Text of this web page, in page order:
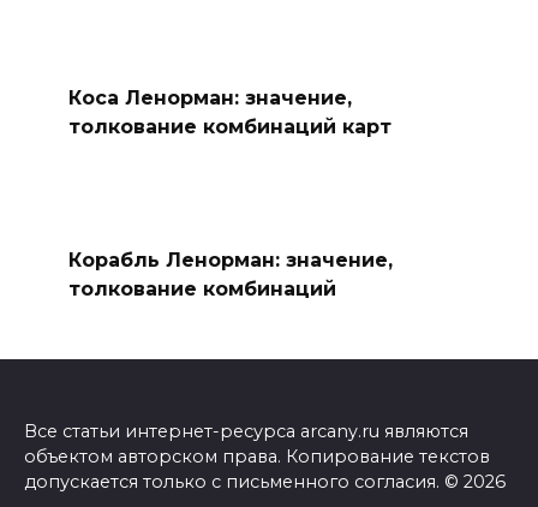
Коса Ленорман: значение,
толкование комбинаций карт
Корабль Ленорман: значение,
толкование комбинаций
Все статьи интернет-ресурса arcany.ru являются
объектом авторском права. Копирование текстов
допускается только с письменного согласия. © 2026